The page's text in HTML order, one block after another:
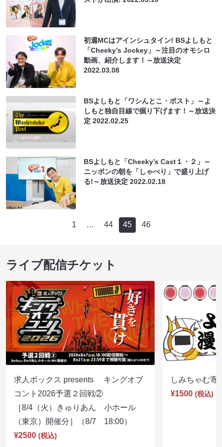
初週MCはアインシュタイン! BSよしもと
「Cheeky’s Jockey」～注目のオモシロ
動画、紹介します！～放送決定
2022.03.08
BSよしもと「ワシんとこ・ポスト」～よ
しもと独自目線で掘り下げます！～放送決
定2022.02.25
BSよしもと「Cheeky’s Cast１・２」～
ニッポンの朝を「しゃべり」で盛り上げ
る!～放送決定2022.02.18
1 … 44 45 46
ライブ配信チケット
求人ボックス presents キングオブ
コント2026予選２回戦②
［8/4（火）きゅりあん 小ホール
（東京）開催分］（8/7 18:00）
¥2500 (税込)
しみちゃむ
¥1500 (税込)